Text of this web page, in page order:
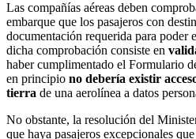
Las compañías aéreas deben
embarque que los pasajeros con
documentación requerida para poder
dicha comprobación consiste en
haber cumplimentado el Formulario
en principio no debería existir
tierra de una aerolínea a datos
No obstante, la resolución del
que haya pasajeros excepcionales